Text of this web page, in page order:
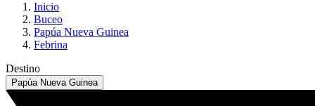
Inicio
Buceo
Papúa Nueva Guinea
Febrina
Destino
Papúa Nueva Guinea